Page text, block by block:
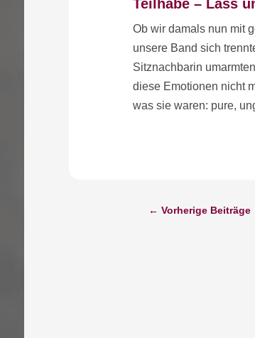
Teilhabe – Lass
Ob wir damals nun mit
unsere Band sich
Sitznachbarin
diese Emotionen nicht
was sie waren: pure,
←Vorherige Beiträge